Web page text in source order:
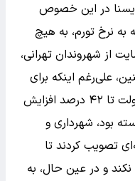
در این خصوص
به نرخ تورم، به هیچ
از شهروندان تهرانی،
علی‌رغم اینکه برای
سایر موارد، فرمانداری و به‌طور کلی دولت تا ۴۲ درصد افزایش
بود، شهرداری و
تصویب کردند تا
نکند و در عین حال، به